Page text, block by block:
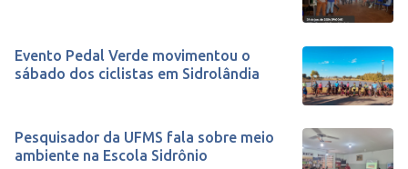
Evento Pedal Verde movimentou o
sábado dos ciclistas em Sidrolândia
Pesquisador da UFMS fala sobre meio
ambiente na Escola Sidrônio